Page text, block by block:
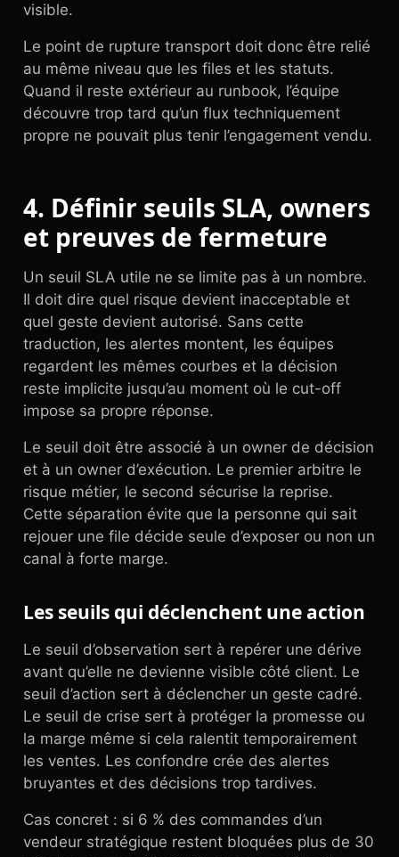
visible.
Le point de rupture transport doit donc être relié
au même niveau que les files et les statuts.
Quand il reste extérieur au runbook, l’équipe
découvre trop tard qu’un flux techniquement
propre ne pouvait plus tenir l’engagement vendu.
4. Définir seuils SLA, owners
et preuves de fermeture
Un seuil SLA utile ne se limite pas à un nombre.
Il doit dire quel risque devient inacceptable et
quel geste devient autorisé. Sans cette
traduction, les alertes montent, les équipes
regardent les mêmes courbes et la décision
reste implicite jusqu’au moment où le cut-off
impose sa propre réponse.
Le seuil doit être associé à un owner de décision
et à un owner d’exécution. Le premier arbitre le
risque métier, le second sécurise la reprise.
Cette séparation évite que la personne qui sait
rejouer une file décide seule d’exposer ou non un
canal à forte marge.
Les seuils qui déclenchent une action
Le seuil d’observation sert à repérer une dérive
avant qu’elle ne devienne visible côté client. Le
seuil d’action sert à déclencher un geste cadré.
Le seuil de crise sert à protéger la promesse ou
la marge même si cela ralentit temporairement
les ventes. Les confondre crée des alertes
bruyantes et des décisions trop tardives.
Cas concret : si 6 % des commandes d’un
vendeur stratégique restent bloquées plus de 30